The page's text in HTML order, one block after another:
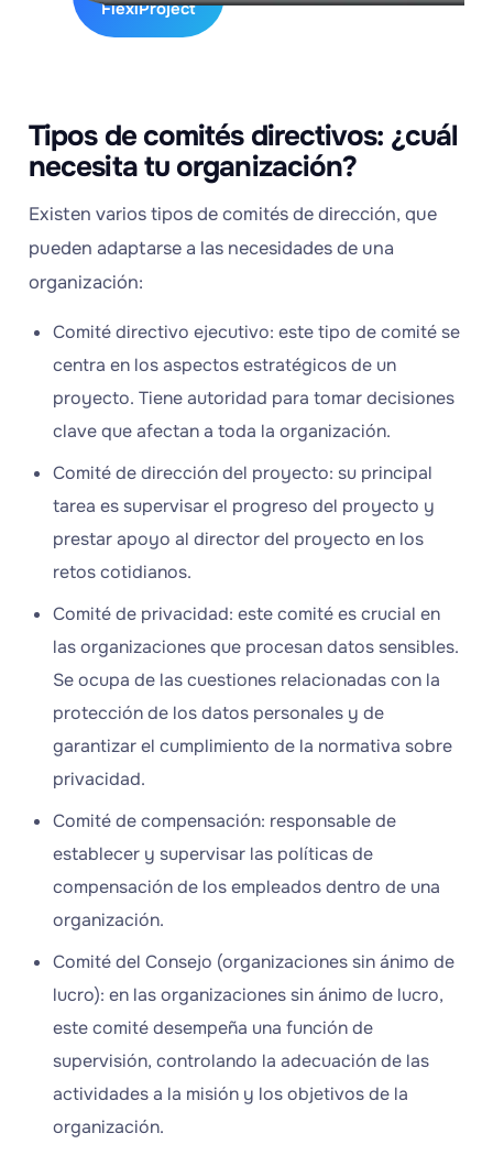
FlexiProject
Tipos de comités directivos: ¿cuál
necesita tu organización?
Existen varios tipos de comités de dirección, que
pueden adaptarse a las necesidades de una
organización:
Comité directivo ejecutivo: este tipo de comité se
centra en los aspectos estratégicos de un
proyecto. Tiene autoridad para tomar decisiones
clave que afectan a toda la organización.
Comité de dirección del proyecto: su principal
tarea es supervisar el progreso del proyecto y
prestar apoyo al director del proyecto en los
retos cotidianos.
Comité de privacidad: este comité es crucial en
las organizaciones que procesan datos sensibles.
Se ocupa de las cuestiones relacionadas con la
protección de los datos personales y de
garantizar el cumplimiento de la normativa sobre
privacidad.
Comité de compensación: responsable de
establecer y supervisar las políticas de
compensación de los empleados dentro de una
organización.
Comité del Consejo (organizaciones sin ánimo de
lucro): en las organizaciones sin ánimo de lucro,
este comité desempeña una función de
supervisión, controlando la adecuación de las
actividades a la misión y los objetivos de la
organización.